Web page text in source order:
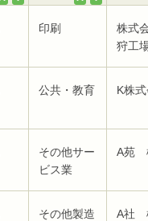
印刷
株式
狩工
公共・教育 K株
その他サー
ビス業
A苑
その他製造
A社